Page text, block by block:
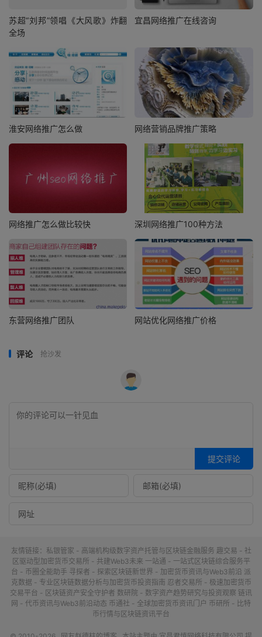
苏超“刘邦”领唱《大风歌》炸翻
全场
宜昌网络推广在线咨询
淮安网络推广怎么做 网络营销品牌推广策略
网络推广怎么做比较快 深圳网络推广100种方法
东营网络推广团队 网站优化网络推广价格
评论 抢沙发
提交评论
友情链接： 私银管家 - 高端机构级数字资产托管与区块链金融服务 趣交易 - 社
区驱动型加密货币交易所 - 共建Web3未来 一站通 - 一站式区块链综合服务平
台 - 币圈全能助手 寻探者 - 探索区块链新世界 - 加密货币资讯与Web3前沿 派
克数据 - 专业区块链数据分析与加密货币投资指南 忍者交易所 - 极速加密货币
交易平台 - 区块链资产安全守护者 数研院 - 数字资产趋势研究与投资观察 链讯
网 - 代币资讯与Web3前沿动态 币通社 - 全球加密货币资讯门户 币研所 - 比特
币行情与区块链资讯平台